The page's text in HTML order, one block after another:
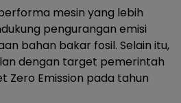
mesin yang lebih
pengurangan emisi
bahan bakar fosil. Selain itu,
dengan target pemerintah
Zero Emission pada tahun